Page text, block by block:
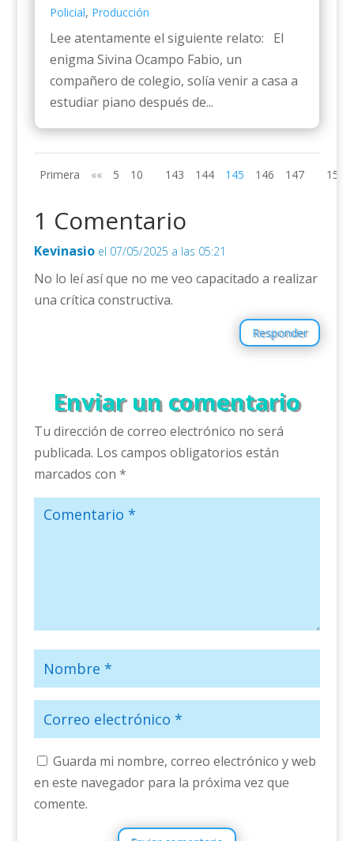
Policial, Producción
Lee atentamente el siguiente relato: El
enigma Sivina Ocampo Fabio, un
compañero de colegio, solía venir a casa a
estudiar piano después de...
Primera «« 5 10 143 144 145 146 147 150
1 Comentario
Kevinasio el 07/05/2025 a las 05:21
No lo leí así que no me veo capacitado a realizar
una crítica constructiva.
Responder
Enviar un comentario
Tu dirección de correo electrónico no será
publicada. Los campos obligatorios están
marcados con *
Guarda mi nombre, correo electrónico y web
en este navegador para la próxima vez que
comente.